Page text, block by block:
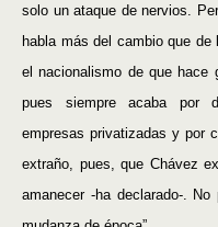
solo un ataque de nervios.
habla más del cambio que
el nacionalismo de que hace
pues siempre acaba por
empresas privatizadas y por
extraño, pues, que Chávez
amanecer -ha declarado-.